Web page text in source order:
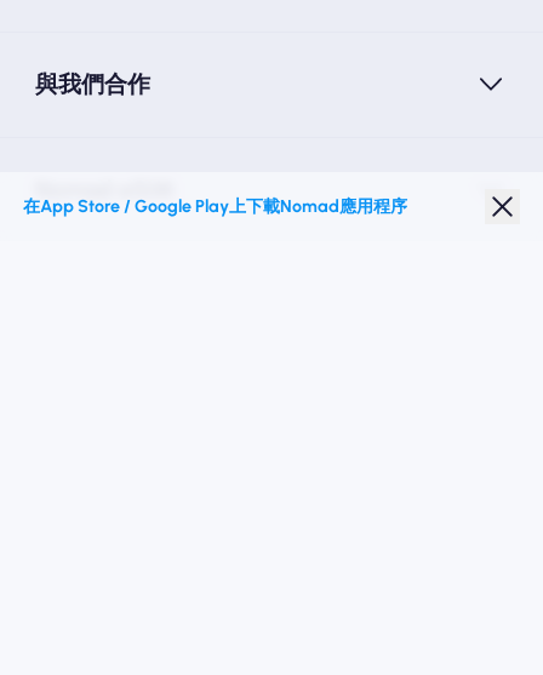
與我們合作
在App Store / Google Play上下載Nomad應用程序